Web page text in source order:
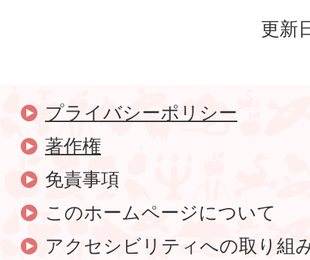
更新
プライバシーポリシー
著作権
免責事項
このホームページについて
アクセシビリティへの取り組